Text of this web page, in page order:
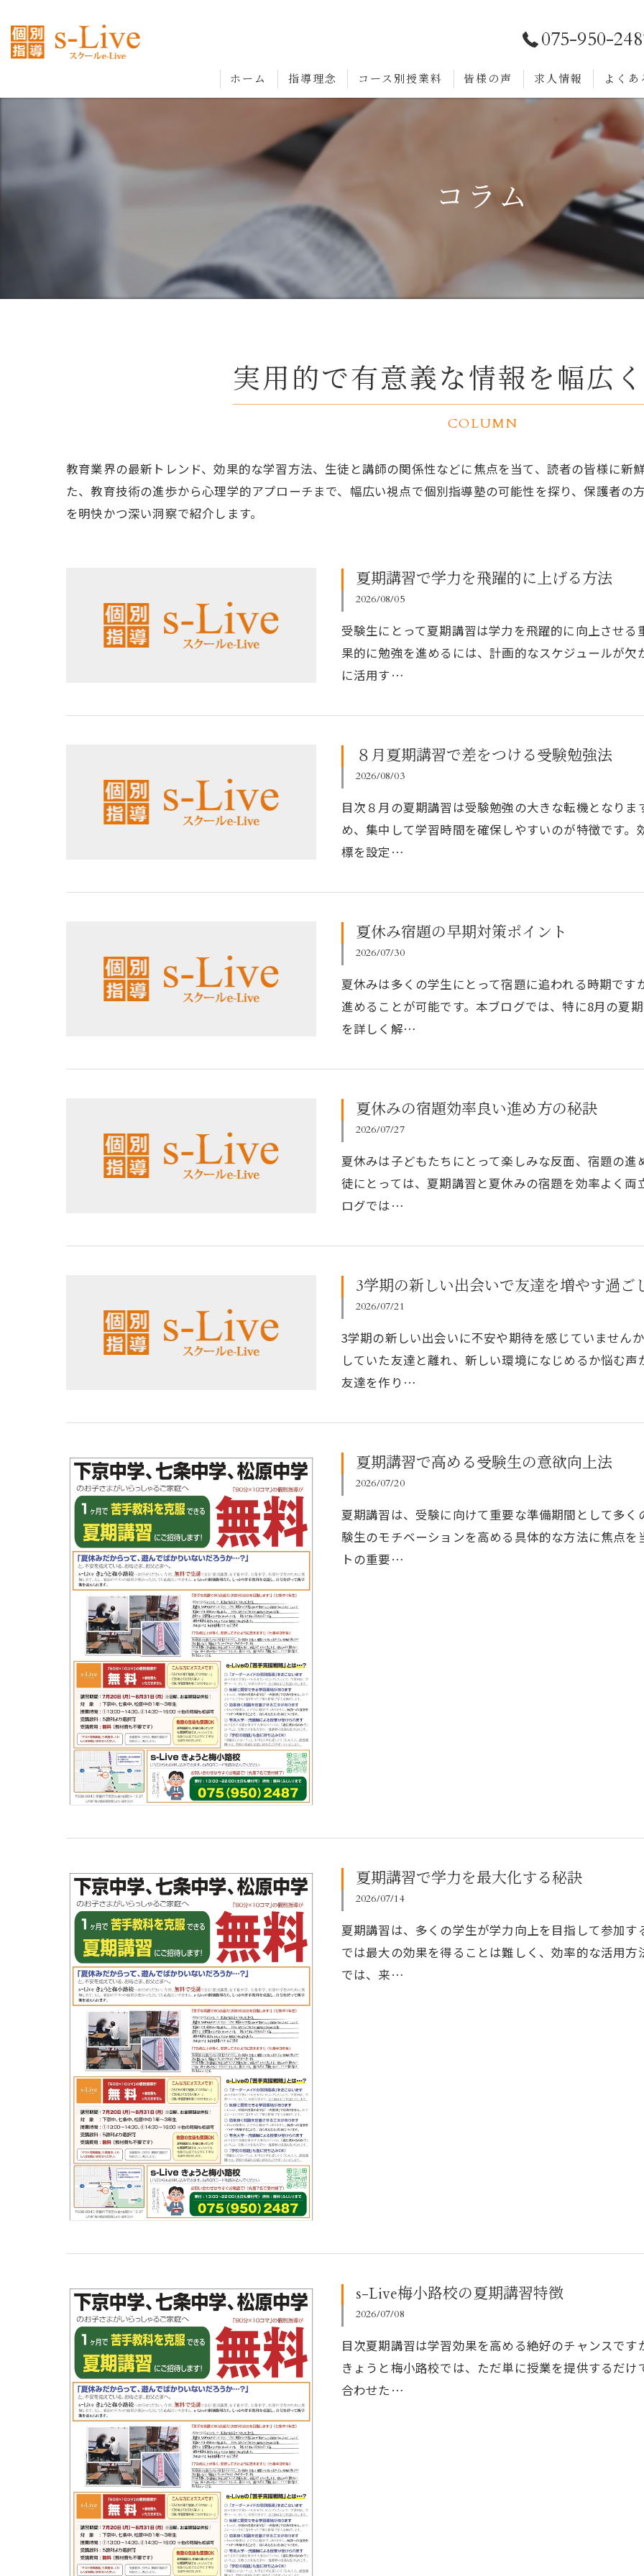
075-950-
ホーム 指導理念 コース別授業料 皆様の声 求人情報 よくあ
コラム
実用的で有意義な情報を幅広
COLUMN
教育業界の最新トレンド、効果的な学習方法、生徒と講師の関係性などに焦点を当て、読者の皆様に新
た、教育技術の進歩から心理学的アプローチまで、幅広い視点で個別指導塾の可能性を探り、保護者の
を明快かつ深い洞察で紹介します。
夏期講習で学力を飛躍的に上げる方法
2026/08/05
受験生にとって夏期講習は学力を飛躍的に向上させ
果的に勉強を進めるには、計画的なスケジュールが
に活用す…
８月夏期講習で差をつける受験勉強法
2026/08/03
目次８月の夏期講習は受験勉強の大きな転機となり
め、集中して学習時間を確保しやすいのが特徴です
標を設定…
夏休み宿題の早期対策ポイント
2026/07/30
夏休みは多くの学生にとって宿題に追われる時期で
進めることが可能です。本ブログでは、特に8月の夏
を詳しく解…
夏休みの宿題効率良い進め方の秘訣
2026/07/27
夏休みは子どもたちにとって楽しみな反面、宿題の
徒にとっては、夏期講習と夏休みの宿題を効率よく
ログでは…
3学期の新しい出会いで友達を増やす過ご
2026/07/21
3学期の新しい出会いに不安や期待を感じていません
していた友達と離れ、新しい環境になじめるか悩む
友達を作り…
夏期講習で高める受験生の意欲向上法
2026/07/20
夏期講習は、受験に向けて重要な準備期間として多
験生のモチベーションを高める具体的な方法に焦点
トの重要…
夏期講習で学力を最大化する秘訣
2026/07/14
夏期講習は、多くの学生が学力向上を目指して参加
では最大の効果を得ることは難しく、効率的な活用
では、来…
s-Live梅小路校の夏期講習特徴
2026/07/08
目次夏期講習は学習効果を高める絶好のチャンスで
きょうと梅小路校では、ただ単に授業を提供するだ
合わせた…